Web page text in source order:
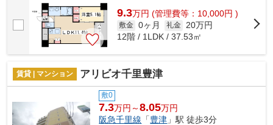
9.3万円 (管理費等：10,000円 )
敷金 0ヶ月 礼金 20万円
12階 / 1LDK / 37.53㎡
賃貸 | マンション アリビオ千里豊津
敷0
7.3万円～8.05万円
阪急千里線 「豊津 」駅 徒歩3分